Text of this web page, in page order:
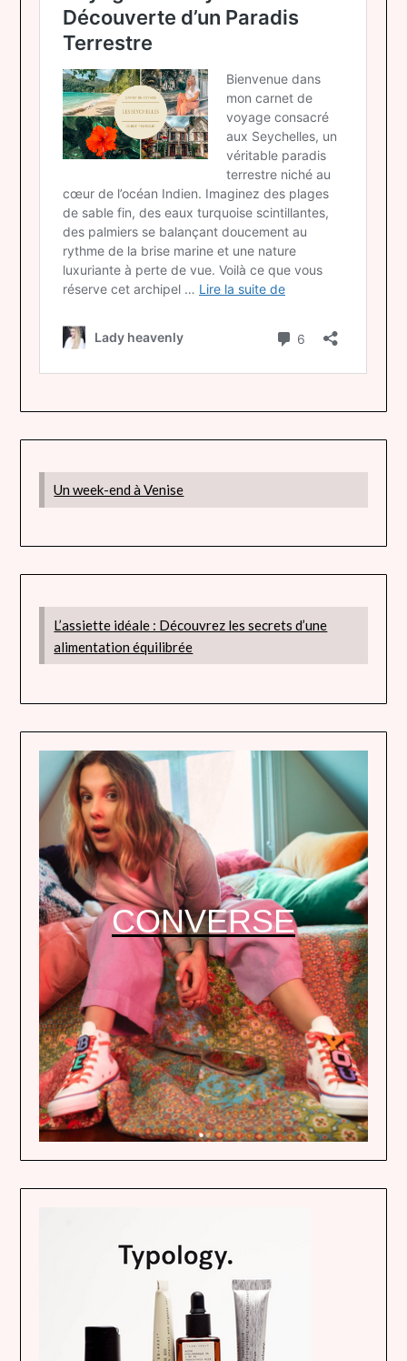
Un week-end à Venise
L’assiette idéale : Découvrez les secrets d’une
alimentation équilibrée
CONVERSE